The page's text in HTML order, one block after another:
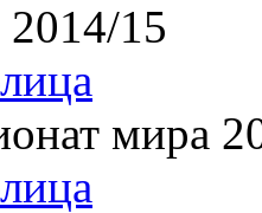
2014/15
мира